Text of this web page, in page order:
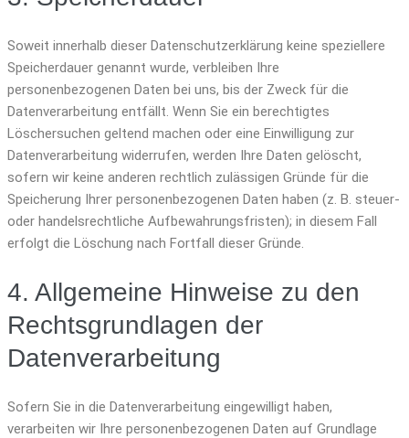
Soweit innerhalb dieser Datenschutzerklärung keine speziellere
Speicherdauer genannt wurde, verbleiben Ihre
personenbezogenen Daten bei uns, bis der Zweck für die
Datenverarbeitung entfällt. Wenn Sie ein berechtigtes
Löschersuchen geltend machen oder eine Einwilligung zur
Datenverarbeitung widerrufen, werden Ihre Daten gelöscht,
sofern wir keine anderen rechtlich zulässigen Gründe für die
Speicherung Ihrer personenbezogenen Daten haben (z. B. steuer-
oder handelsrechtliche Aufbewahrungsfristen); in diesem Fall
erfolgt die Löschung nach Fortfall dieser Gründe.
4. Allgemeine Hinweise zu den
Rechtsgrundlagen der
Datenverarbeitung
Sofern Sie in die Datenverarbeitung eingewilligt haben,
verarbeiten wir Ihre personenbezogenen Daten auf Grundlage